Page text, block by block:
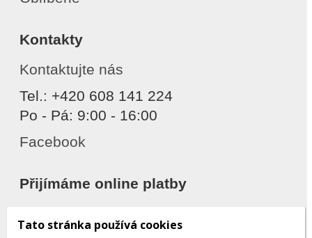
Kontakty
Kontaktujte nás
Tel.: +420 608 141 224
Po - Pá: 9:00 - 16:00
Facebook
Přijímáme online platby
Tato stránka používá cookies